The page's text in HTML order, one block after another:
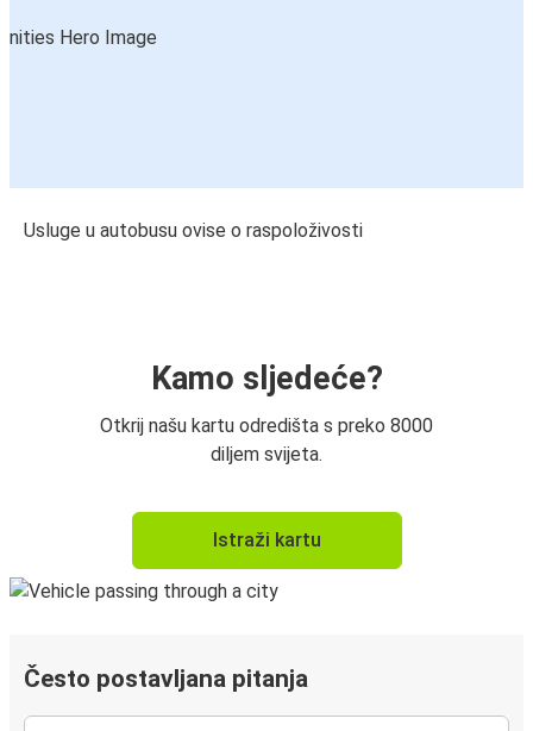
Usluge u autobusu ovise o raspoloživosti
Kamo sljedeće?
Otkrij našu kartu odredišta s preko 8000
diljem svijeta.
Istraži kartu
Često postavljana pitanja